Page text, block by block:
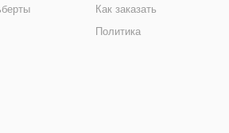
Как заказать
Политика